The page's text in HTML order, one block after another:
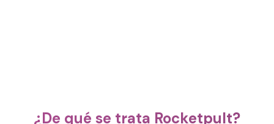
¿De qué se trata Rocketpult?